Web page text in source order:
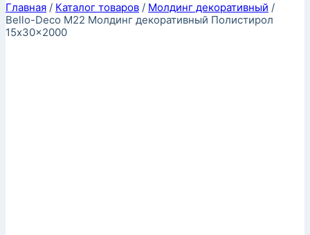
Главная / Каталог товаров / Молдинг декоративный /
Bello-Deco M22 Молдинг декоративный Полистирол
15x30x2000